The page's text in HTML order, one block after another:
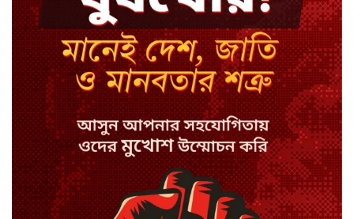
নেইমারের খোঁচায় উত্তপ্ত মাঠ, শুনলেন
‘বদমাশ’ গালি